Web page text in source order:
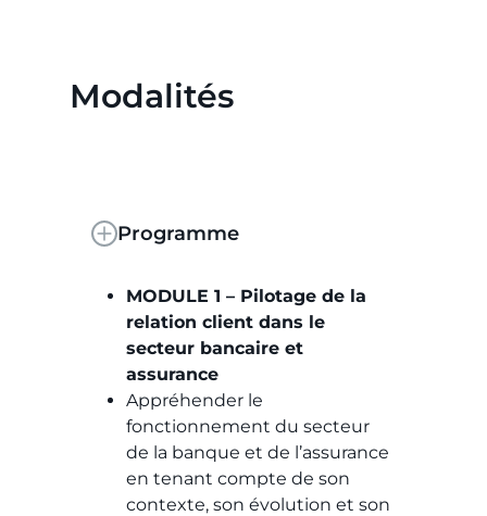
Modalités
Programme
MODULE 1 – Pilotage de la
relation client dans le
secteur bancaire et
assurance
Appréhender le
fonctionnement du secteur
de la banque et de l’assurance
en tenant compte de son
contexte, son évolution et son